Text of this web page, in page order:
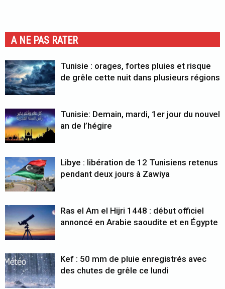
A NE PAS RATER
Tunisie : orages, fortes pluies et risque
de grêle cette nuit dans plusieurs régions
Tunisie: Demain, mardi, 1er jour du nouvel
an de l’hégire
Libye : libération de 12 Tunisiens retenus
pendant deux jours à Zawiya
Ras el Am el Hijri 1448 : début officiel
annoncé en Arabie saoudite et en Égypte
Kef : 50 mm de pluie enregistrés avec
des chutes de grêle ce lundi